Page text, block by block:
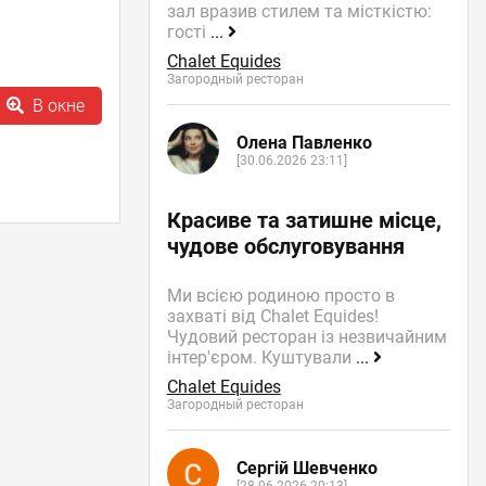
В окне
зал вразив стилем та місткістю:
гості ...
Chalet Equides
Загородный ресторан
Олена Павленко
[30.06.2026 23:11]
Красиве та затишне місце,
чудове обслуговування
Ми всією родиною просто в
захваті від Chalet Equides!
Чудовий ресторан із незвичайним
інтер'єром. Куштували ...
Chalet Equides
Загородный ресторан
Сергій Шевченко